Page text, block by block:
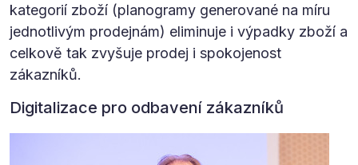
kategorií zboží (planogramy generované na míru
jednotlivým prodejnám) eliminuje i výpadky zboží a
celkově tak zvyšuje prodej i spokojenost
zákazníků.
Digitalizace pro odbavení zákazníků